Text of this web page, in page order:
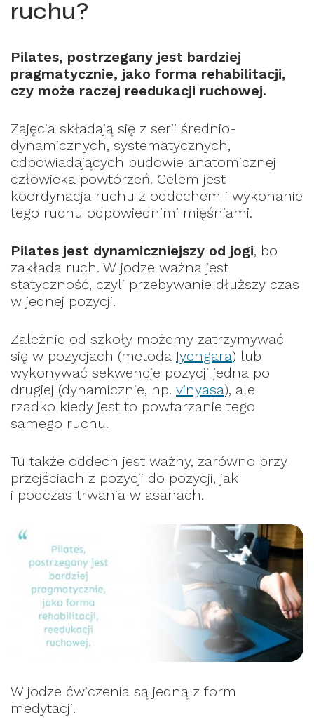
ruchu?
Pilates, postrzegany jest bardziej
pragmatycznie, jako forma rehabilitacji,
czy może raczej reedukacji ruchowej.
Zajęcia składają się z serii średnio-
dynamicznych, systematycznych,
odpowiadających budowie anatomicznej
człowieka powtórzeń. Celem jest
koordynacja ruchu z oddechem i wykonanie
tego ruchu odpowiednimi mięśniami.
Pilates jest dynamiczniejszy od jogi, bo
zakłada ruch. W jodze ważna jest
statyczność, czyli przebywanie dłuższy czas
w jednej pozycji.
Zależnie od szkoły możemy zatrzymywać
się w pozycjach (metoda Iyengara) lub
wykonywać sekwencje pozycji jedna po
drugiej (dynamicznie, np. vinyasa), ale
rzadko kiedy jest to powtarzanie tego
samego ruchu.
Tu także oddech jest ważny, zarówno przy
przejściach z pozycji do pozycji, jak
i podczas trwania w asanach.
W jodze ćwiczenia są jedną z form
medytacji.